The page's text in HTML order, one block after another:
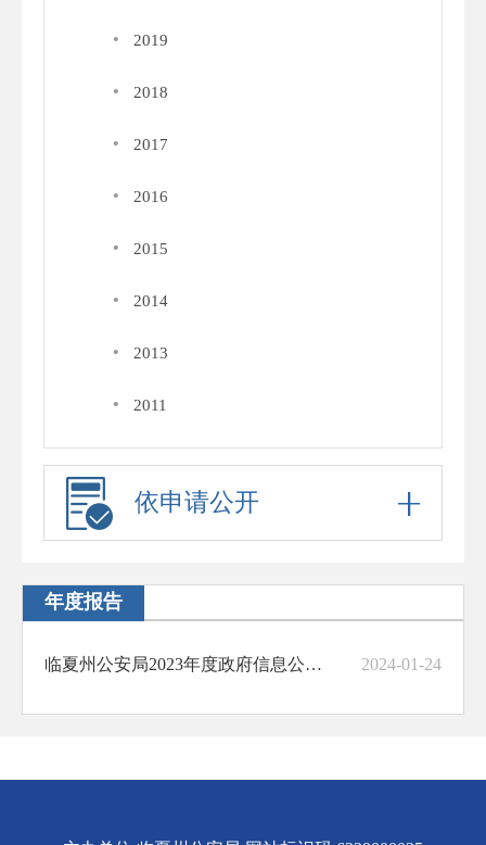
· 2019
· 2018
· 2017
· 2016
· 2015
· 2014
· 2013
· 2011
依申请公开
年度报告
临夏州公安局2023年度政府信息公开工作年度报告 2024-01-24